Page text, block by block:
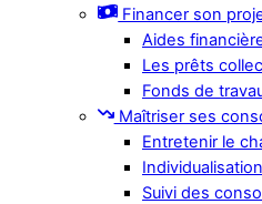
Financer son
Aides
Les prêts
Fonds de
Maîtriser ses
Entretenir le
Suivi des